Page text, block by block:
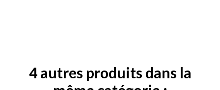
4 autres produits dans la